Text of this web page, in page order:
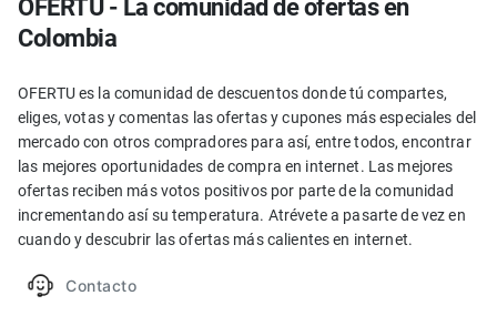
OFERTU - La comunidad de ofertas en
Colombia
OFERTU es la comunidad de descuentos donde tú compartes,
eliges, votas y comentas las ofertas y cupones más especiales del
mercado con otros compradores para así, entre todos, encontrar
las mejores oportunidades de compra en internet. Las mejores
ofertas reciben más votos positivos por parte de la comunidad
incrementando así su temperatura. Atrévete a pasarte de vez en
cuando y descubrir las ofertas más calientes en internet.
Contacto